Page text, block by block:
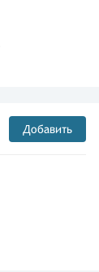
Добавить